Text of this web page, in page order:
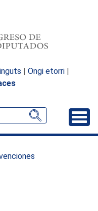
| Ongi etorri |